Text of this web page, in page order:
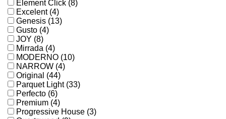
Element Click (8)
Excelent (4)
Genesis (13)
Gusto (4)
JOY (8)
Mirrada (4)
MODERNO (10)
NARROW (4)
Original (44)
Parquet Light (33)
Perfecto (6)
Premium (4)
Progressive House (3)